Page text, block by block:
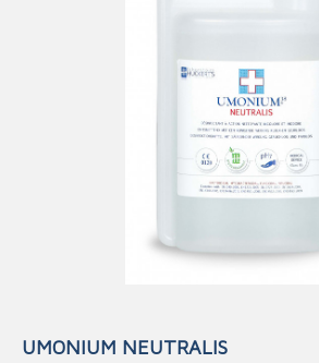
UMONIUM NEUTRALIS